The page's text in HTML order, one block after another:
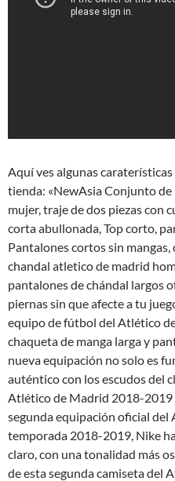
Aquí ves algunas
tienda: «NewAsia Conjunto de
mujer, traje de dos piezas con
corta abullonada, Top corto,
Pantalones cortos sin
chandal atletico de madrid
pantalones de chándal largos
piernas sin que afecte a tu
equipo de fútbol del Atlético
chaqueta de manga larga y
nueva equipación no solo es
auténtico con los escudos del
Atlético de Madrid 2018-2019
segunda equipación oficial
temporada 2018-2019, Nike
claro, con una tonalidad más
de esta segunda camiseta del